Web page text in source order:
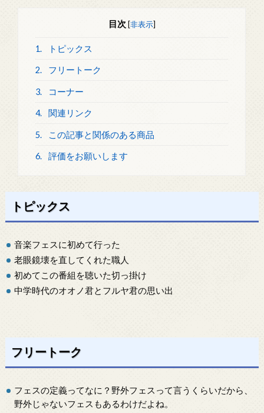
目次 [非表示]
1. トピックス
2. フリートーク
3. コーナー
4. 関連リンク
5. この記事と関係のある商品
6. 評価をお願いします
トピックス
音楽フェスに初めて行った
老眼鏡壊を直してくれた職人
初めてこの番組を聴いた切っ掛け
中学時代のオオノ君とフルヤ君の思い出
フリートーク
フェスの定義ってなに？野外フェスって言うくらいだから、
野外じゃないフェスもあるわけだよね。